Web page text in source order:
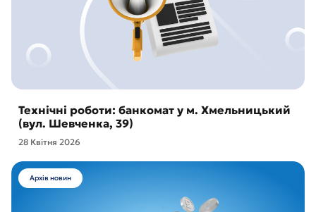
Технічні роботи: банкомат у м. Хмельницький
(вул. Шевченка, 39)
28 Квітня 2026
Архів новин